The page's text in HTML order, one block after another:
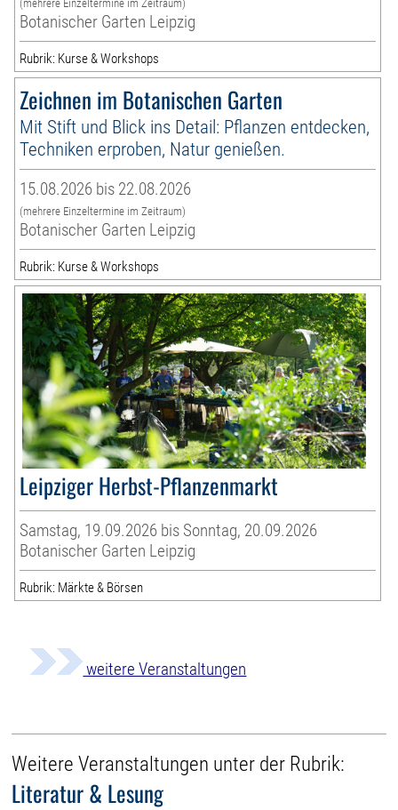
(mehrere Einzeltermine im Zeitraum)
Botanischer Garten Leipzig
Rubrik: Kurse & Workshops
Zeichnen im Botanischen Garten
Mit Stift und Blick ins Detail: Pflanzen entdecken,
Techniken erproben, Natur genießen.
15.08.2026 bis 22.08.2026
(mehrere Einzeltermine im Zeitraum)
Botanischer Garten Leipzig
Rubrik: Kurse & Workshops
Leipziger Herbst-Pflanzenmarkt
Samstag, 19.09.2026 bis Sonntag, 20.09.2026
Botanischer Garten Leipzig
Rubrik: Märkte & Börsen
weitere Veranstaltungen
Weitere Veranstaltungen unter der Rubrik:
Literatur & Lesung